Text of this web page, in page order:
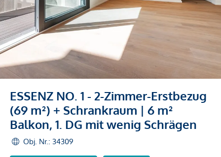
ESSENZ NO. 1 - 2-Zimmer-Erstbezug
(69 m²) + Schrankraum | 6 m²
Balkon, 1. DG mit wenig Schrägen
Obj. Nr.: 34309